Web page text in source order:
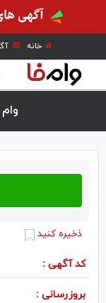
خانه
ذخیره کنید
کد آگهی :
بروزرسانی :